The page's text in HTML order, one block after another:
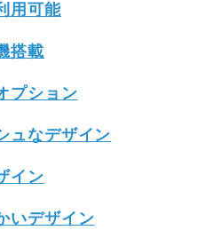
用可能
搭載
プション
ュなデザイン
イン
いデザイン